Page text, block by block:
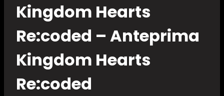
Kingdom Hearts
Re:coded – Anteprima
Kingdom Hearts
Re:coded